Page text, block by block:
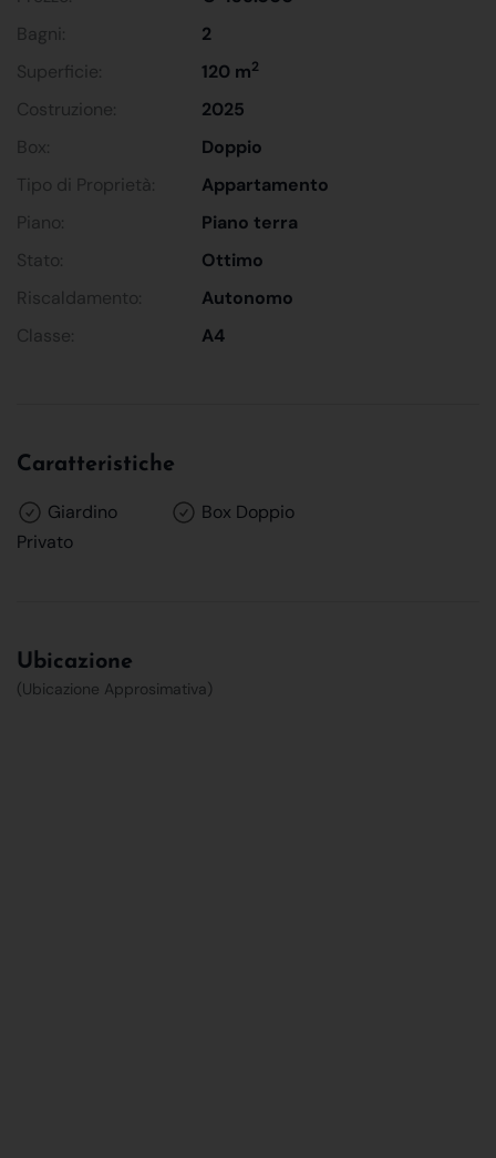
Bagni:
2
Superficie:
120 m2
Costruzione:
2025
Box:
Doppio
Tipo di Proprietà:
Appartamento
Piano:
Piano terra
Stato:
Ottimo
Riscaldamento:
Autonomo
Classe:
A4
Caratteristiche
Giardino
Privato
Box Doppio
Ubicazione
(Ubicazione Approsimativa)